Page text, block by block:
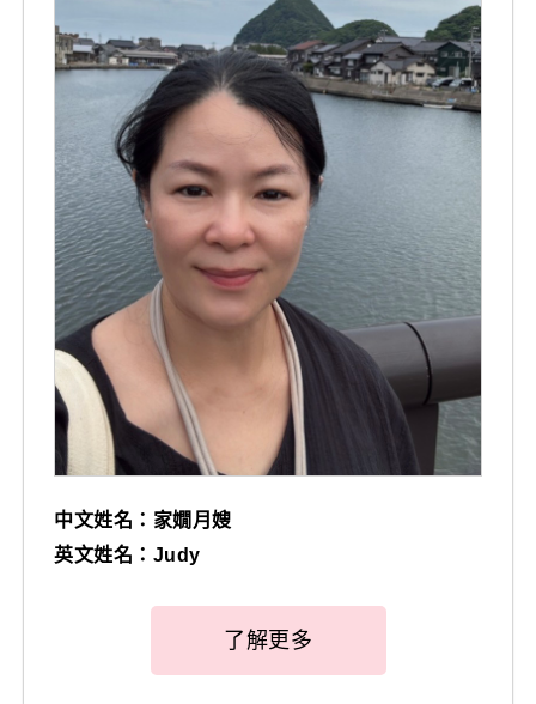
中文姓名：家嫺月嫂
英文姓名：Judy
了解更多